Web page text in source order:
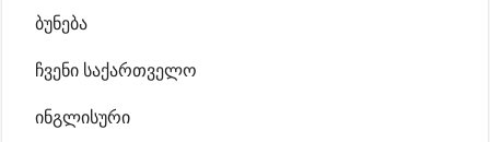
ბუნება
ჩვენი საქართველო
ინგლისური